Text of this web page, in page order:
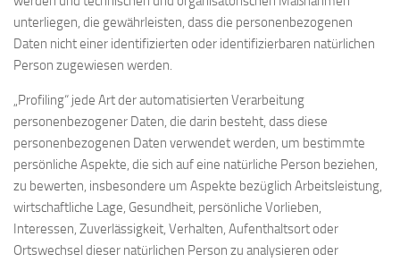
unterliegen, die gewährleisten, dass die personenbezogenen
Daten nicht einer identifizierten oder identifizierbaren natürlichen
Person zugewiesen werden.
„Profiling“ jede Art der automatisierten Verarbeitung
personenbezogener Daten, die darin besteht, dass diese
personenbezogenen Daten verwendet werden, um bestimmte
persönliche Aspekte, die sich auf eine natürliche Person beziehen,
zu bewerten, insbesondere um Aspekte bezüglich Arbeitsleistung,
wirtschaftliche Lage, Gesundheit, persönliche Vorlieben,
Interessen, Zuverlässigkeit, Verhalten, Aufenthaltsort oder
Ortswechsel dieser natürlichen Person zu analysieren oder